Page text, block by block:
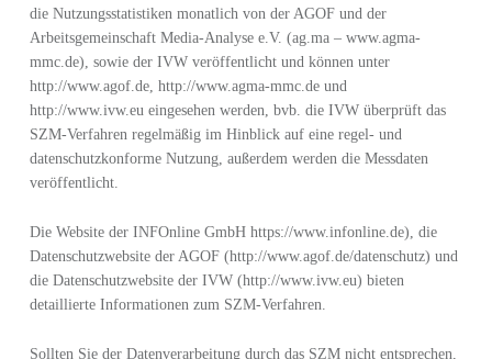
die Nutzungsstatistiken monatlich von der AGOF und der
Arbeitsgemeinschaft Media-Analyse e.V. (ag.ma – www.agma-
mmc.de), sowie der IVW veröffentlicht und können unter
http://www.agof.de, http://www.agma-mmc.de und
http://www.ivw.eu eingesehen werden, bvb. die IVW überprüft das
SZM-Verfahren regelmäßig im Hinblick auf eine regel- und
datenschutzkonforme Nutzung, außerdem werden die Messdaten
veröffentlicht.
Die Website der INFOnline GmbH https://www.infonline.de), die
Datenschutzwebsite der AGOF (http://www.agof.de/datenschutz) und
die Datenschutzwebsite der IVW (http://www.ivw.eu) bieten
detaillierte Informationen zum SZM-Verfahren.
Sollten Sie der Datenverarbeitung durch das SZM nicht entsprechen,